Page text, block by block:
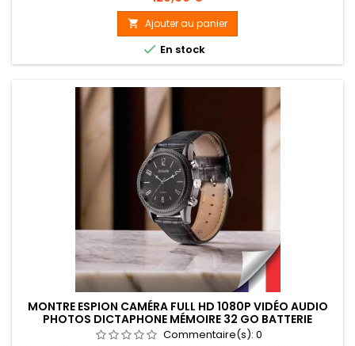
 Ajouter au panier
 En stock
MONTRE ESPION CAMÉRA FULL HD 1080P VIDÉO AUDIO
PHOTOS DICTAPHONE MÉMOIRE 32 GO BATTERIE
RECHARGEABLE BRACELET CUIR
Commentaire(s): 0